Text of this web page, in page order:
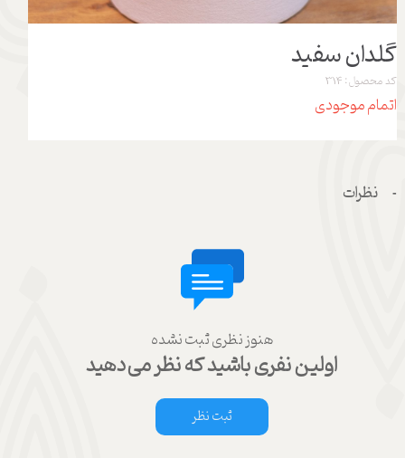
گلدان سفید
کد محصول: 314
اتمام موجودی
نظرات
هنوز نظری ثبت نشده
اولین نفری باشید که نظر می‌دهید
ثبت نظر